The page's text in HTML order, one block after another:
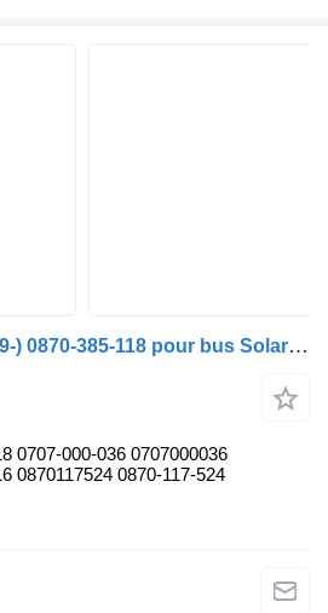
Moyeu ZF Urbin (01.99-) 0870-385-118 pour bus Solaris Urbino, Alpino, Vacanza (1999-)
0707-000-036 0707000036
0870117524 0870-117-524